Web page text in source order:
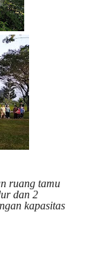
ruang tamu
dan 2
kapasitas